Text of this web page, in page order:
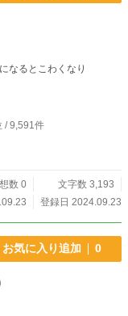
なるとこわくなり
/ 9,591件
数 0
文字数 3,193
登録日 2024.09.23
お気に入り追加 0